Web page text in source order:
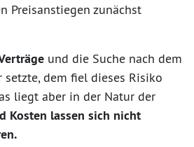
Preisanstiegen zunächst
und die Suche nach dem
dem fiel dieses Risiko
liegt aber in der Natur der
Kosten lassen sich nicht